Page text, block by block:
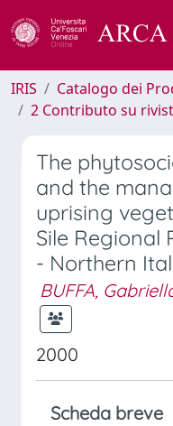
IRIS
Catalogo dei
2 Contributo su
The
and the
uprising
Sile Regional
- Northern
BUFFA,
2000
Scheda breve